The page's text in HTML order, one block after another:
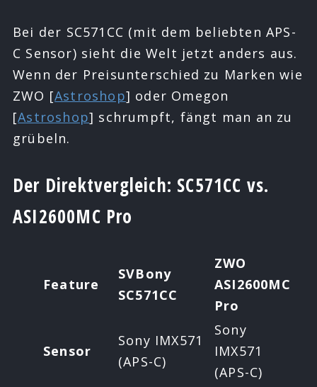
Bei der SC571CC (mit dem beliebten APS-
C Sensor) sieht die Welt jetzt anders aus.
Wenn der Preisunterschied zu Marken wie
ZWO [Astroshop] oder Omegon
[Astroshop] schrumpft, fängt man an zu
grübeln.
Der Direktvergleich: SC571CC vs.
ASI2600MC Pro
Feature
SVBony
SC571CC
ZWO
ASI2600MC
Pro
Sensor
Sony IMX571
(APS-C)
Sony
IMX571
(APS-C)